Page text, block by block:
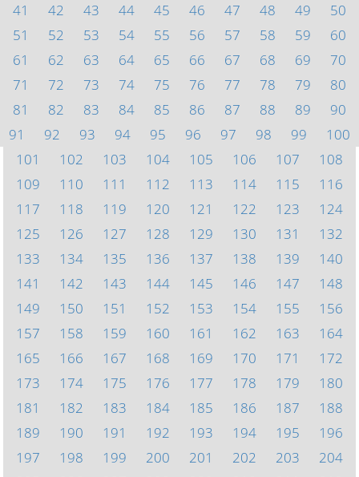
41
42 43 44 45 46 47 48 49
50
51
52 53 54 55 56 57 58 59
60
61
62 63 64 65 66 67 68 69
70
71
72 73 74 75 76 77 78 79
80
81
82 83 84 85 86 87 88 89
90
91
92 93 94 95 96 97 98 99
100
101
102 103 104 105 106 107
108
109
110 111 112 113 114 115
116
117
118 119 120 121 122 123
124
125
126 127 128 129 130 131
132
133
134 135 136 137 138 139
140
141
142 143 144 145 146 147
148
149
150 151 152 153 154 155
156
157
158 159 160 161 162 163
164
165
166 167 168 169 170 171
172
173
174 175 176 177 178 179
180
181
182 183 184 185 186 187
188
189
190 191 192 193 194 195
196
197
198 199 200 201 202 203
204